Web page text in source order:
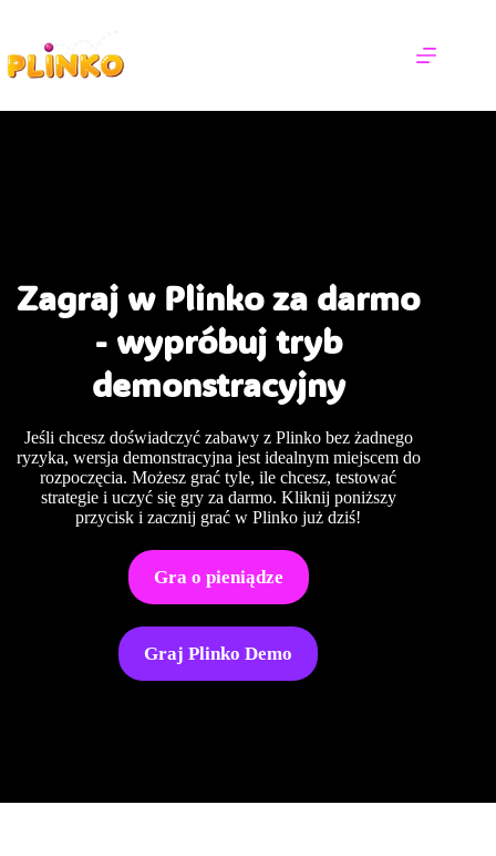
Zagraj w Plinko za darmo
- wypróbuj tryb
demonstracyjny
Jeśli chcesz doświadczyć zabawy z Plinko bez żadnego
ryzyka, wersja demonstracyjna jest idealnym miejscem do
rozpoczęcia. Możesz grać tyle, ile chcesz, testować
strategie i uczyć się gry za darmo. Kliknij poniższy
przycisk i zacznij grać w Plinko już dziś!
Gra o pieniądze
Graj Plinko Demo